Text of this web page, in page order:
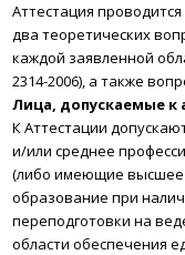
Аттестация
два теоретических
каждой заявленной
2314-2006), а также
Лица, допускаемые к
К Аттестации
и/или среднее
(либо имеющие высшее
образование при
переподготовки на
области обеспечения